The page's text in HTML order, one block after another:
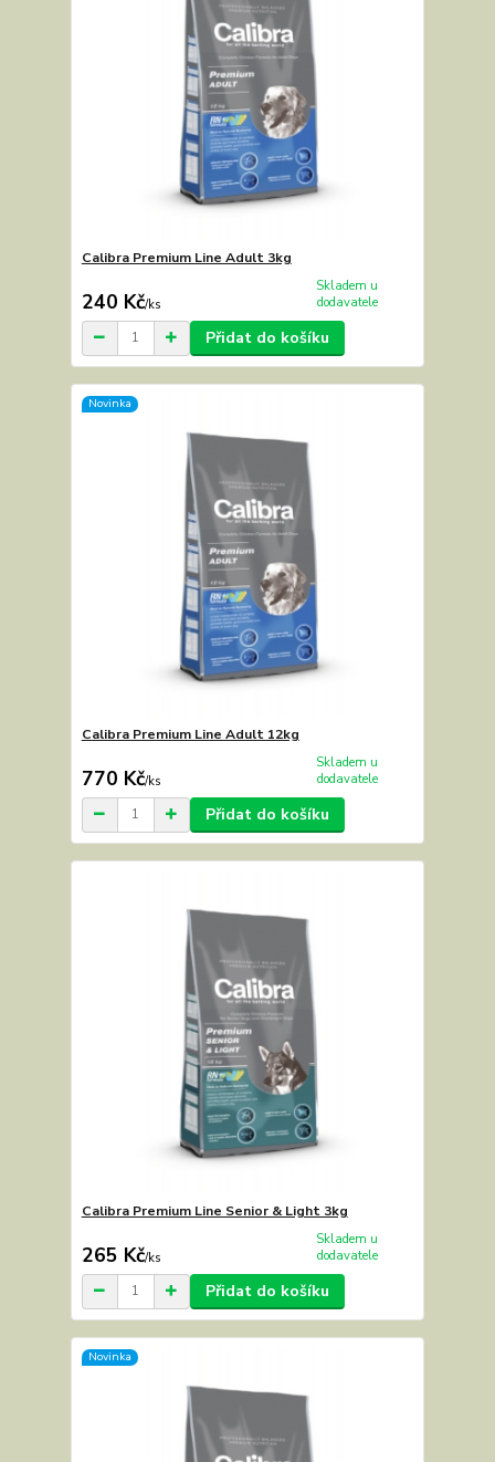
Calibra Premium Line Adult 3kg
240 Kč/ks
Skladem u
dodavatele
Přidat do košíku
Novinka
Calibra Premium Line Adult 12kg
770 Kč/ks
Skladem u
dodavatele
Přidat do košíku
Calibra Premium Line Senior & Light 3kg
265 Kč/ks
Skladem u
dodavatele
Přidat do košíku
Novinka